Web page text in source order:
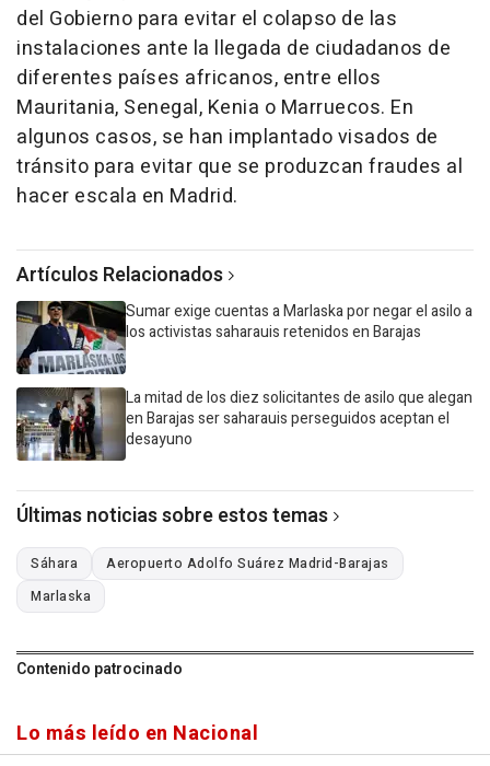
del Gobierno para evitar el colapso de las
instalaciones ante la llegada de ciudadanos de
diferentes países africanos, entre ellos
Mauritania, Senegal, Kenia o Marruecos. En
algunos casos, se han implantado visados de
tránsito para evitar que se produzcan fraudes al
hacer escala en Madrid.
Artículos Relacionados
Sumar exige cuentas a Marlaska por negar el asilo a
los activistas saharauis retenidos en Barajas
La mitad de los diez solicitantes de asilo que alegan
en Barajas ser saharauis perseguidos aceptan el
desayuno
Últimas noticias sobre estos temas
Sáhara
Aeropuerto Adolfo Suárez Madrid-Barajas
Marlaska
Contenido patrocinado
Lo más leído en Nacional